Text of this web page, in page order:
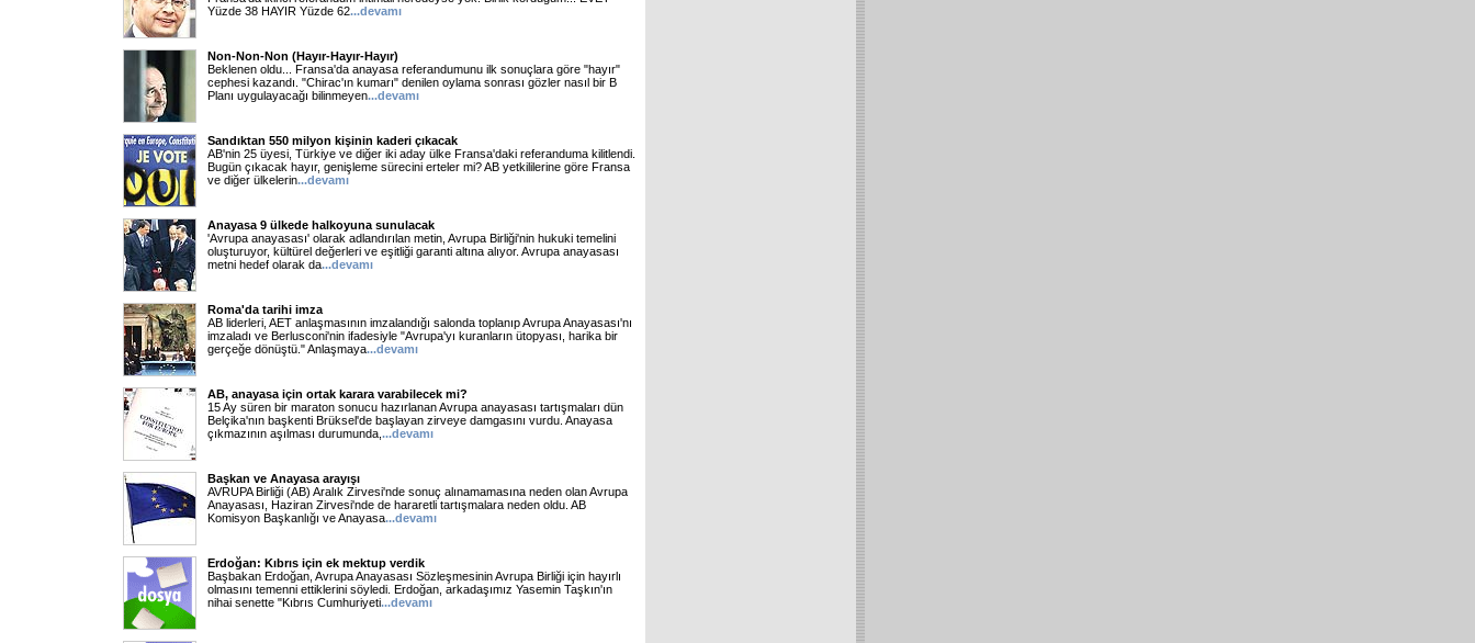
Yüzde 38 HAYIR Yüzde 62...devamı
Non-Non-Non (Hayır-Hayır-Hayır)
Beklenen oldu... Fransa'da anayasa referandumunu ilk sonuçlara göre "hayır"
cephesi kazandı. "Chirac'ın kumarı" denilen oylama sonrası gözler nasıl bir B
Planı uygulayacağı bilinmeyen...devamı
Sandıktan 550 milyon kişinin kaderi çıkacak
AB'nin 25 üyesi, Türkiye ve diğer iki aday ülke Fransa'daki referanduma kilitlendi.
Bugün çıkacak hayır, genişleme sürecini erteler mi? AB yetkililerine göre Fransa
ve diğer ülkelerin...devamı
Anayasa 9 ülkede halkoyuna sunulacak
'Avrupa anayasası' olarak adlandırılan metin, Avrupa Birliği'nin hukuki temelini
oluşturuyor, kültürel değerleri ve eşitliği garanti altına alıyor. Avrupa anayasası
metni hedef olarak da...devamı
Roma'da tarihi imza
AB liderleri, AET anlaşmasının imzalandığı salonda toplanıp Avrupa Anayasası'nı
imzaladı ve Berlusconi'nin ifadesiyle "Avrupa'yı kuranların ütopyası, harika bir
gerçeğe dönüştü." Anlaşmaya...devamı
AB, anayasa için ortak karara varabilecek mi?
15 Ay süren bir maraton sonucu hazırlanan Avrupa anayasası tartışmaları dün
Belçika'nın başkenti Brüksel'de başlayan zirveye damgasını vurdu. Anayasa
çıkmazının aşılması durumunda, ...devamı
Başkan ve Anayasa arayışı
AVRUPA Birliği (AB) Aralık Zirvesi'nde sonuç alınamamasına neden olan Avrupa
Anayasası, Haziran Zirvesi'nde de hararetli tartışmalara neden oldu. AB
Komisyon Başkanlığı ve Anayasa...devamı
Erdoğan: Kıbrıs için ek mektup verdik
Başbakan Erdoğan, Avrupa Anayasası Sözleşmesinin Avrupa Birliği için hayırlı
olmasını temenni ettiklerini söyledi. Erdoğan, arkadaşımız Yasemin Taşkın'ın
nihai senette "Kıbrıs Cumhuriyeti...devamı